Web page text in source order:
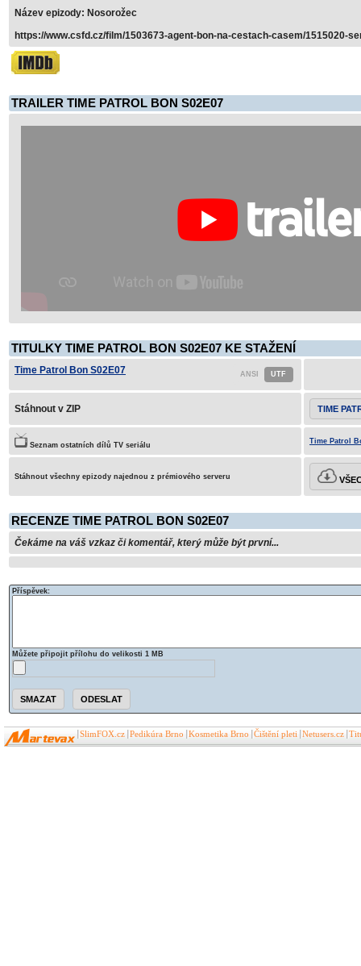
Název epizody: Nosorožec
https://www.csfd.cz/film/1503673-agent-bon-na-cestach-casem/1515020-
TRAILER TIME PATROL BON S02E07
TITULKY TIME PATROL BON S02E07 KE STAŽENÍ
Time Patrol Bon S02E07
Stáhnout v ZIP TIME
Seznam ostatních dílů TV seriálu Time Patrol
Stáhnout všechny epizody najednou z prémiového serveru
RECENZE TIME PATROL BON S02E07
Čekáme na váš vzkaz či komentář, který může být první...
Příspěvek:
Můžete připojit přílohu do velikosti 1 MB
SlimFOX.cz Pedikúra Brno Kosmetika Brno Čištění pleti Netusers.cz